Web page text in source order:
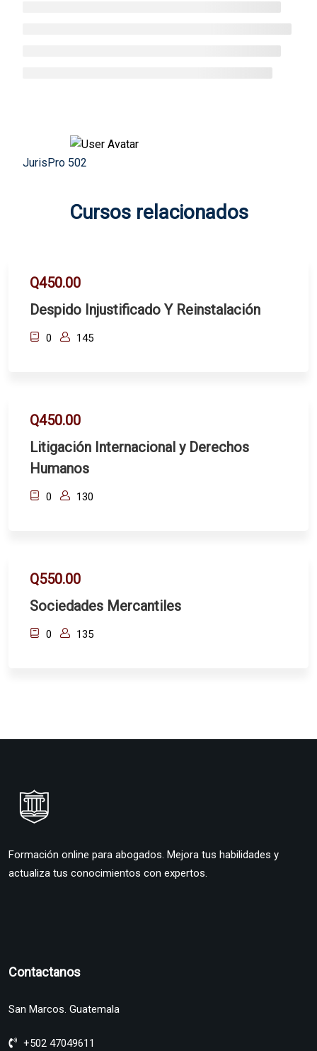
JurisPro 502
Cursos relacionados
Q450.00
Despido Injustificado Y Reinstalación
0 145
Q450.00
Litigación Internacional y Derechos
Humanos
0 130
Q550.00
Sociedades Mercantiles
0 135
Formación online para abogados. Mejora tus habilidades y
actualiza tus conocimientos con expertos.
Contactanos
San Marcos. Guatemala
+502 47049611